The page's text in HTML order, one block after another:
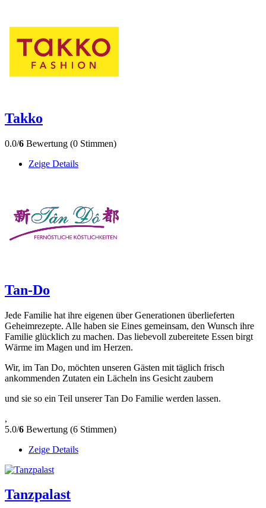
Takko
0.0/6 Bewertung (0 Stimmen)
Zeige Details
Tan-Do
Jede Familie hat ihre eigenen über Generationen überlieferten
Geheimrezepte. Alle haben sie Eines gemeinsam, den Wunsch ihre
Familie glücklich zu machen. Das liebevoll zubereitete Essen birgt
Wärme im Magen und im Herzen.
Wir, im Tan Do, möchten unseren Gästen mit täglich frisch
ankommenden Zutaten ein Lächeln ins Gesicht zaubern
und sie so ein Teil unserer Tan Do Familie werden lassen.
,
5.0/6 Bewertung (6 Stimmen)
Zeige Details
Tanzpalast